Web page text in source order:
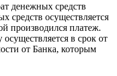
денежных средств
средств осуществляется
производился платеж.
в срок от
от Банка, которым